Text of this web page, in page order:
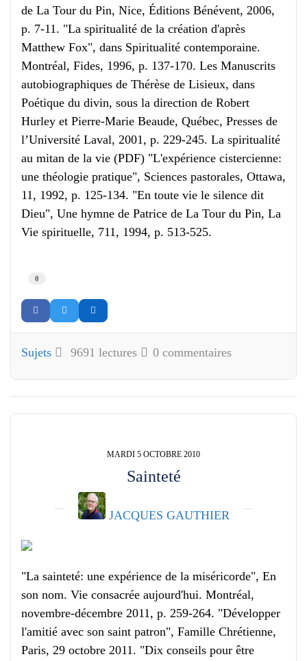
de La Tour du Pin, Nice, Éditions Bénévent, 2006,
p. 7-11. "La spiritualité de la création d'après
Matthew Fox", dans Spiritualité contemporaine.
Montréal, Fides, 1996, p. 137-170. Les Manuscrits
autobiographiques de Thérèse de Lisieux, dans
Poétique du divin, sous la direction de Robert
Hurley et Pierre-Marie Beaude, Québec, Presses de
l’Université Laval, 2001, p. 229-245. La spiritualité
au mitan de la vie (PDF) "L'expérience cistercienne:
une théologie pratique", Sciences pastorales, Ottawa,
11, 1992, p. 125-134. "En toute vie le silence dit
Dieu", Une hymne de Patrice de La Tour du Pin, La
Vie spirituelle, 711, 1994, p. 513-525.
0
Sujets 9691 lectures 0 commentaires
MARDI 5 OCTOBRE 2010
Sainteté
JACQUES GAUTHIER
"La sainteté: une expérience de la miséricorde", En
son nom. Vie consacrée aujourd'hui. Montréal,
novembre-décembre 2011, p. 259-264. "Développer
l'amitié avec son saint patron", Famille Chrétienne,
Paris, 29 octobre 2011. "Dix conseils pour être